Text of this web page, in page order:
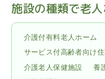
施設の種類で老
介護付有料老人ホーム
サービス付高齢者向け
介護老人保健施設
養